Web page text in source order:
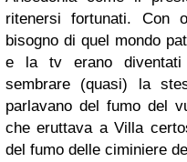
ritenersi fortunati. Con
bisogno di quel mondo
e la tv erano
sembrare (quasi) la
parlavano del fumo del
che eruttava a Villa
del fumo delle ciminiere